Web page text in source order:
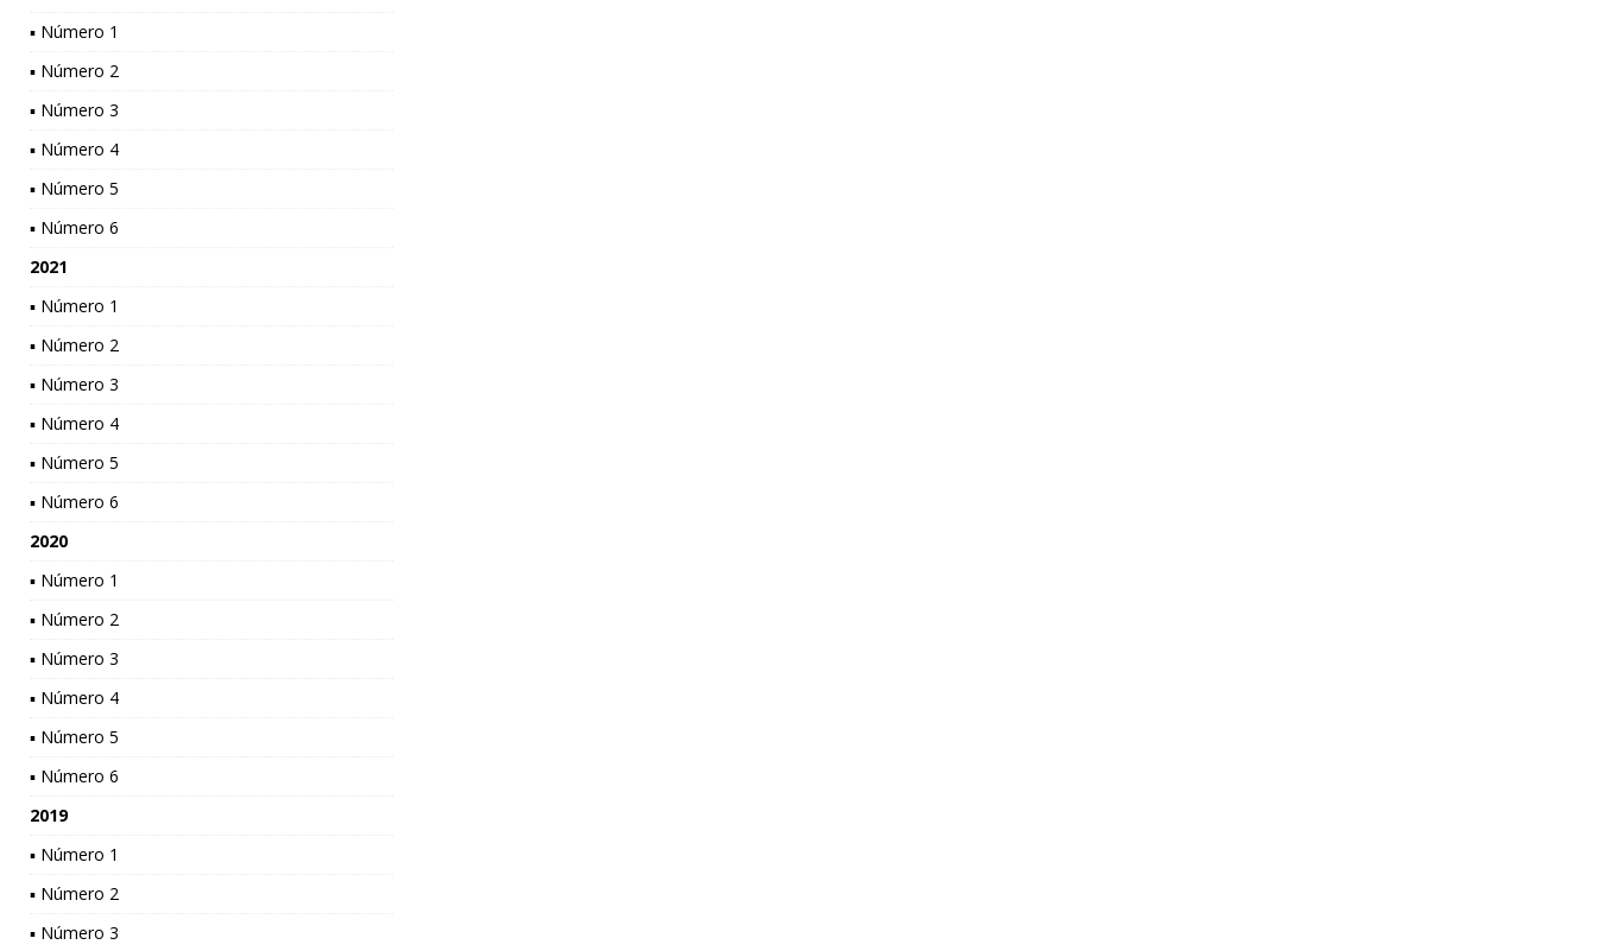
▪ Número 1
▪ Número 2
▪ Número 3
▪ Número 4
▪ Número 5
▪ Número 6
2021
▪ Número 1
▪ Número 2
▪ Número 3
▪ Número 4
▪ Número 5
▪ Número 6
2020
▪ Número 1
▪ Número 2
▪ Número 3
▪ Número 4
▪ Número 5
▪ Número 6
2019
▪ Número 1
▪ Número 2
▪ Número 3